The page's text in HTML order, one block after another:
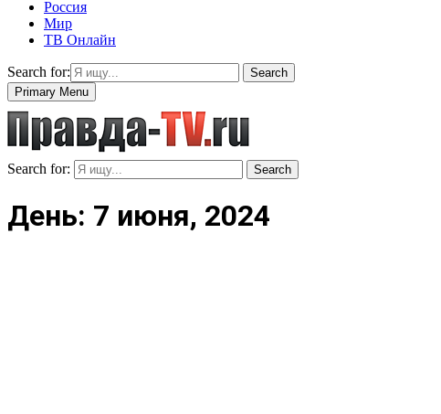
Россия
Мир
ТВ Онлайн
Search for:
Search
Primary Menu
Search for: Search
День: 7 июня, 2024